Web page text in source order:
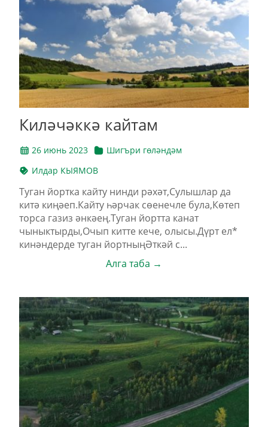
Киләчәккә кайтам
26 июнь 2023
Шигъри гөләндәм
Илдар КЫЯМОВ
Туган йортка кайту нинди рәхәт,Сулышлар да
китә киңәеп.Кайту һәрчак сөенечле була,Көтеп
торса газиз әнкәең.Туган йортта канат
чыныктырды,Очып китте кече, олысы.Дүрт ел*
кинәндерде туган йортныңӘткәй с...
Алга таба →